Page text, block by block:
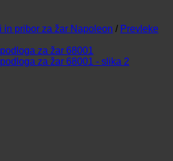
in pribor za žar Napoleon / Prevleke